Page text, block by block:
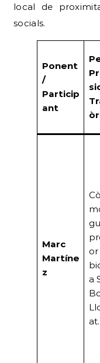
local de
socials.
Ponent
/
Particip
ant
Marc
Martíne
z
or
a
at.